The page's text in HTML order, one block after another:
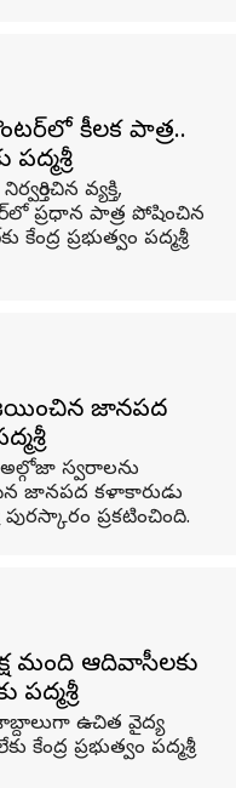
కీలక పాత్ర..
వ్యక్తి,
ప్రధాన పాత్ర పోషించిన
ప్రభుత్వం పద్మశ్రీ
జయించిన జానపద
స్వరాలను
జానపద కళాకారుడు
పురస్కారం ప్రకటించింది.
మంది ఆదివాసీలకు
ఉచిత వైద్య
ప్రభుత్వం పద్మశ్రీ